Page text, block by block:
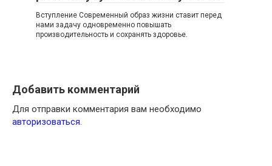
Вступление Современный образ жизни ставит перед
нами задачу одновременно повышать
производительность и сохранять здоровье.
Добавить комментарий
Для отправки комментария вам необходимо
авторизоваться.